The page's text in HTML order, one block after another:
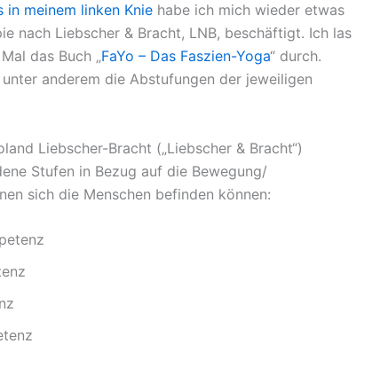
in meinem linken Knie habe ich mich wieder etwas
nach Liebscher & Bracht, LNB, beschäftigt. Ich las
das Buch „FaYo – Das Faszien-Yoga“ durch.
anderem die Abstufungen der jeweiligen
Liebscher-Bracht („Liebscher & Bracht“)
Stufen in Bezug auf die Bewegung/
sich die Menschen befinden können: